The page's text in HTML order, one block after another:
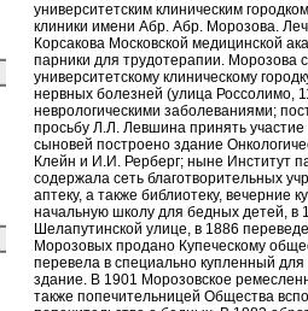
университетским клиническим
клиники имени Абр. Абр. Морозова.
Корсакова Московской медицинской
парники для трудотерапии. Морозова
университетскому клиническому
нервных болезней (улица Россолимо,
неврологическими заболеваниями;
просьбу Л.Л. Левшина принять участие
сыновей построено здание
Клейн и И.И. Рерберг; ныне Институт
содержала сеть благотворительных
аптеку, а также библиотеку, вечерние
начальную школу для бедных детей,
Шелапутинской улице, в 1886
Морозовых продано Купеческому
перевела в специально купленный
здание. В 1901 Морозовское
также попечительницей Общества